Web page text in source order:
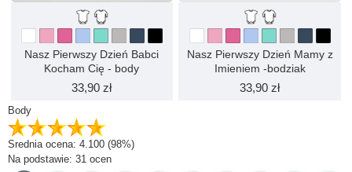
Nasz Pierwszy Dzień Babci
Kocham Cię - body
33,90 zł
Nasz Pierwszy Dzień Mamy z
Imieniem -bodziak
33,90 zł
Body
Srednia ocena: 4.100 (98%)
Na podstawie: 31 ocen